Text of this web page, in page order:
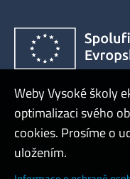
Admin
Weby Vysoké školy
optimalizaci svého
cookies. Prosíme o
uložením.